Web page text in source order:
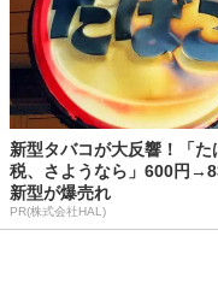
新型タバコが大反響！「た
税、さようなら」600円
新型が爆売れ
PR(株式会社HAL)